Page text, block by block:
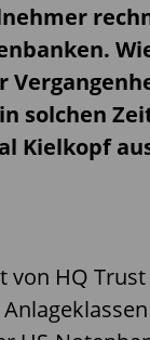
solchen
Kielkopf
von HQ